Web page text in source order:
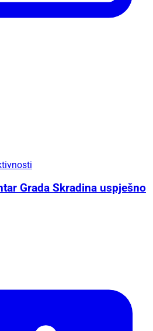
Grada Skradina uspješno